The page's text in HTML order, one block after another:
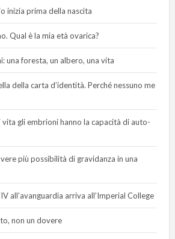
inizia prima della nascita
Qual è la mia età ovarica?
una foresta, un albero, una vita
della carta d’identità. Perché nessuno me
gli embrioni hanno la capacità di auto-
più possibilità di gravidanza in una
all’avanguardia arriva all’Imperial College
non un dovere